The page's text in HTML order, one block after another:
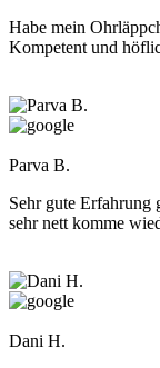
Habe mein
Kompetent und
Parva B.
Sehr gute Erfahrung
sehr nett komme
Dani H.